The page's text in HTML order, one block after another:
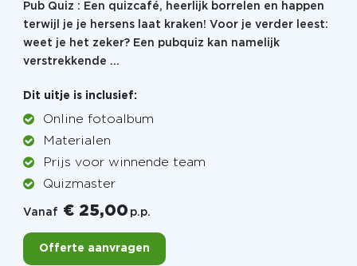
Pub Quiz : Een quizcafé, heerlijk borrelen en happen
terwijl je je hersens laat kraken! Voor je verder leest:
weet je het zeker? Een pubquiz kan namelijk
verstrekkende ...
Dit uitje is inclusief:
Online fotoalbum
Materialen
Prijs voor winnende team
Quizmaster
Vanaf € 25,00 p.p.
Offerte aanvragen